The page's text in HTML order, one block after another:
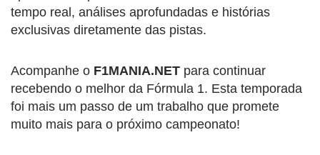
tempo real, análises aprofundadas e histórias
exclusivas diretamente das pistas.
Acompanhe o F1MANIA.NET para continuar
recebendo o melhor da Fórmula 1. Esta temporada
foi mais um passo de um trabalho que promete
muito mais para o próximo campeonato!